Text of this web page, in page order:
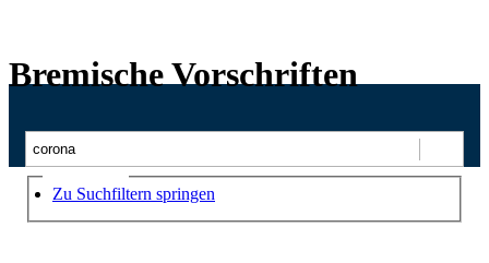
Bremische Vorschriften
Suchen
Zu Suchfiltern springen